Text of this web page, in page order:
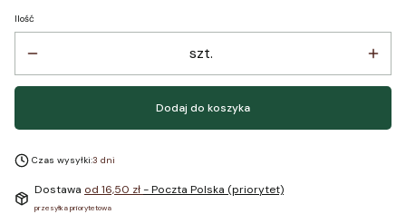
Ilość
szt.
Dodaj do koszyka
Czas wysyłki:3 dni
Dostawa od 16,50 zł- Poczta Polska (priorytet)
przesyłka priorytetowa